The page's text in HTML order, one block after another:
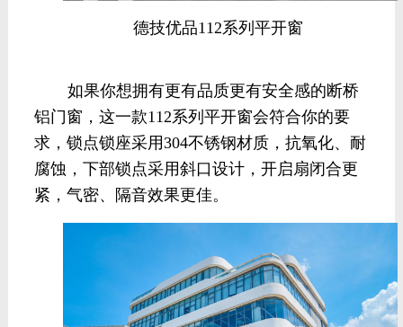
德技优品112系列平开窗
如果你想拥有更有品质更有安全感的断桥
铝门窗，这一款112系列平开窗会符合你的要
求，锁点锁座采用304不锈钢材质，抗氧化、耐
腐蚀，下部锁点采用斜口设计，开启扇闭合更
紧，气密、隔音效果更佳。